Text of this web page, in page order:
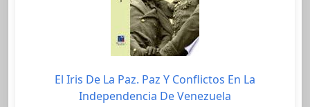
El Iris De La Paz. Paz Y Conflictos En La
Independencia De Venezuela